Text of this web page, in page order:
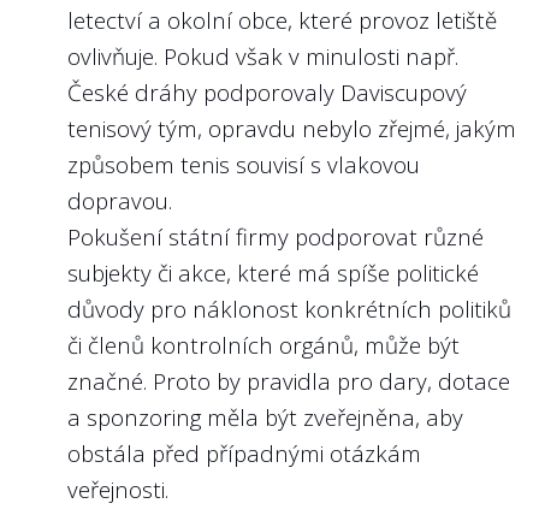
Má státní firma pravidla a limity pro
odměňování managementu a poskytla
je?
Doporučení:
Transparentně nastavená pravidla pro
odměňování managementu jsou důležitá
jak pro právní jistotu managementu, tak
pro zástupce vlastníka, který podle těchto
pravidel odměny managementu schvaluje
(v závislosti na stanovách to bývá buď
dozorčí rada, nebo přímo odbor
ministerstva).
letectví a okolní obce, které provoz letiště
ovlivňuje. Pokud však v minulosti např.
České dráhy podporovaly Daviscupový
tenisový tým, opravdu nebylo zřejmé, jakým
způsobem tenis souvisí s vlakovou
dopravou.
Pokušení státní firmy podporovat různé
subjekty či akce, které má spíše politické
důvody pro náklonost konkrétních politiků
či členů kontrolních orgánů, může být
značné. Proto by pravidla pro dary, dotace
a sponzoring měla být zveřejněna, aby
obstála před případnými otázkám
veřejnosti.